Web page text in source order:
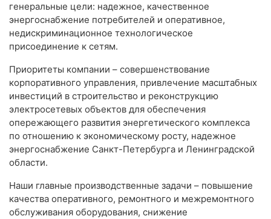
генеральные цели: надежное, качественное
энергоснабжение потребителей и оперативное,
недискриминационное технологическое
присоединение к сетям.
Приоритеты компании – совершенствование
корпоративного управления, привлечение масштабных
инвестиций в строительство и реконструкцию
электросетевых объектов для обеспечения
опережающего развития энергетического комплекса
по отношению к экономическому росту, надежное
энергоснабжение Санкт-Петербурга и Ленинградской
области.
Наши главные производственные задачи – повышение
качества оперативного, ремонтного и межремонтного
обслуживания оборудования, снижение